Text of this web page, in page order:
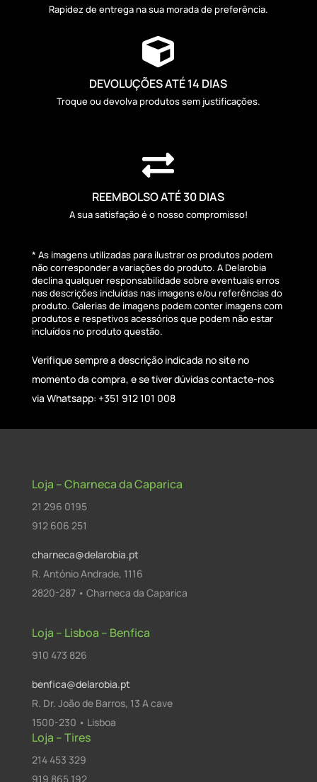
Rapidez de entrega na sua morada de preferência.

DEVOLUÇÕES ATÉ 14 DIAS
Troque ou devolva produtos sem justificações.

REEMBOLSO ATÉ 30 DIAS
A sua satisfação é o nosso compromisso!
* As imagens utilizadas para ilustrar os produtos podem
não corresponder a variações do produto. A Delarobia
declina qualquer responsabilidade sobre eventuais erros
nas descrições incluídas nas imagens e/ou referências do
produto. Galerias de imagens podem conter imagens com
produtos e respetivos acessórios que podem não estar
incluídos no produto questão.
Verifique sempre a descrição indicada no site no
momento da compra, e se tiver dúvidas contacte-nos
via Whatsapp: +351 912 101 008
Loja – Charneca da Caparica
21 296 0195
912 606 251
charneca@delarobia.pt
R. António Andrade, 1116
2820-287 • Charneca da Caparica
Loja – Lisboa – Benfica
910 473 826
benfica@delarobia.pt
R. Dr. João de Barros, 13 A cave
1500-230 • Lisboa
Loja – Tires
214 453 329
919 865 192